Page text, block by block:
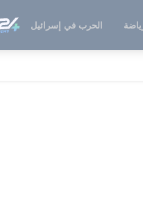
الحرب في إسرائيل